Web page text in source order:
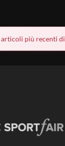
articoli più recenti di